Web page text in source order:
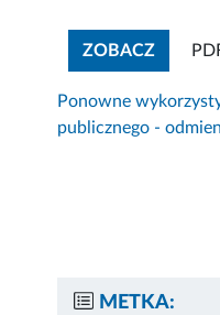
ZOBACZ
Ponowne
publicznego -
METKA: